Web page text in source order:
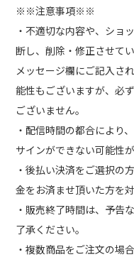
※※注意事項※※
・不適切な内容や、ショ
断し、削除・修正させてい
メッセージ欄にご記入さ
能性もございますが、必
ございません。
・配信時間の都合により
サインができない可能性が
・後払い決済をご選択の
金をお済ませ頂いた方を
・販売終了時間は、予告
了承ください。
・複数商品をご注文の場